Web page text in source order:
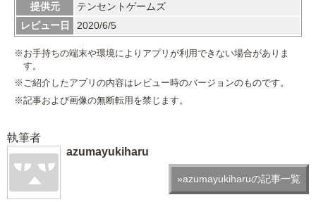
提供元
テンセントゲームズ
レビュー日
2020/6/5
※お手持ちの端末や環境によりアプリが利用できない場合がありま
す。
※ご紹介したアプリの内容はレビュー時のバージョンのものです。
※記事および画像の無断転用を禁じます。
執筆者
azumayukiharu
»azumayukiharuの記事一覧